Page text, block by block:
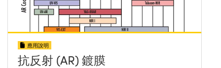
應用說明
抗反射 (AR) 鍍膜